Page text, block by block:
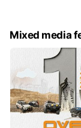
Mixed media